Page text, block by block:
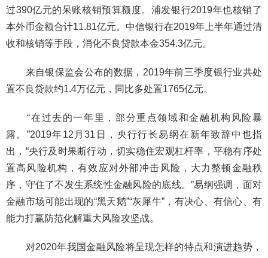
过390亿元的呆账核销预算额度。浦发银行2019年也核销了
本外币金额合计11.81亿元。中信银行在2019年上半年通过清
收和核销等手段，消化不良贷款本金354.3亿元。
来自银保监会公布的数据，2019年前三季度银行业共处
置不良贷款约1.4万亿元，同比多处置1765亿元。
“在过去的一年里，部分重点领域和金融机构风险暴
露。”2019年12月31日，央行行长易纲在新年致辞中也指
出，“央行及时果断行动，切实稳住宏观杠杆率，平稳有序处
置高风险机构，有效应对外部冲击风险，大力整顿金融秩
序，守住了不发生系统性金融风险的底线。”易纲强调，面对
金融市场可能出现的“黑天鹅”“灰犀牛”，有决心、有信心、有
能力打赢防范化解重大风险攻坚战。
对2020年我国金融风险将呈现怎样的特点和演进趋势，